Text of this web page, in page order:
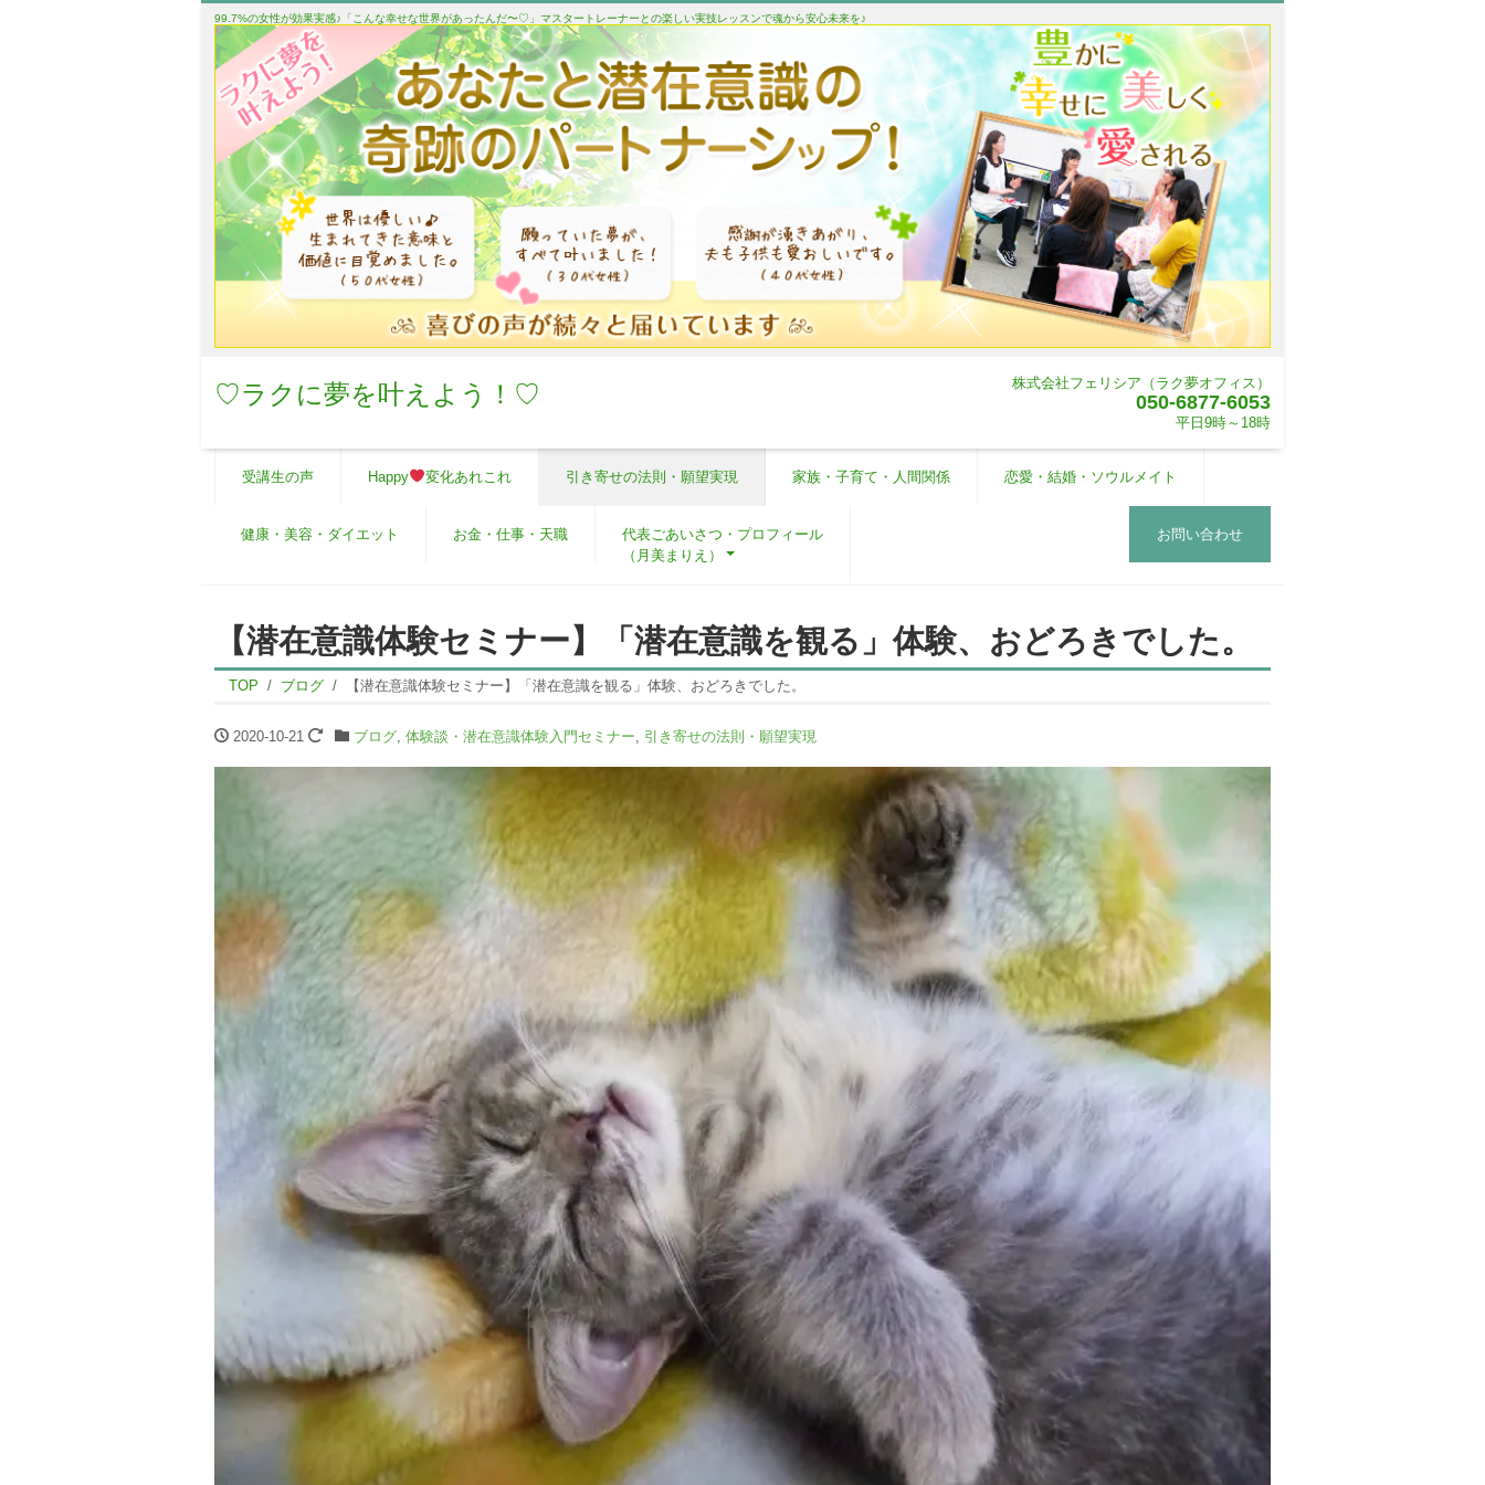
99.7%の女性が効果実感♪「こんな幸せな世界があったんだ〜♡」マスタートレーナーとの楽しい実技レッスンで魂から安心未来を♪
♡ラクに夢を叶えよう！♡ 株式会社フェリシア（ラク夢オフィス）
050-6877-6053
平日9時～18時
受講生の声 Happy 変化あれこれ 引き寄せの法則・願望実現 家族・子育て・人間関係 恋愛・結婚・ソウルメイト
健康・美容・ダイエット お金・仕事・天職
代表ごあいさつ・プロフィール
（月美まりえ）
お問い合わせ
【潜在意識体験セミナー】「潜在意識を観る」体験、おどろきでした。
TOP ブログ 【潜在意識体験セミナー】「潜在意識を観る」体験、おどろきでした。
2020-10-21 ブログ, 体験談・潜在意識体験入門セミナー 引き寄せの法則・願望実現